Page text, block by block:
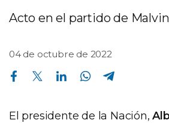
Acto en el partido de
04 de octubre de 2022
Compartir en Facebook Compartir en Twitter Compartir en Linkedin Compartir en Whatsapp
El presidente de la Nación,